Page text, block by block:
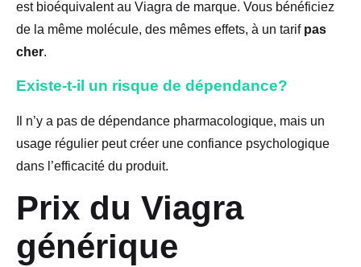
est bioéquivalent au Viagra de marque. Vous bénéficiez
de la même molécule, des mêmes effets, à un tarif pas
cher.
Existe-t-il un risque de dépendance?
Il n’y a pas de dépendance pharmacologique, mais un
usage régulier peut créer une confiance psychologique
dans l’efficacité du produit.
Prix du Viagra
générique